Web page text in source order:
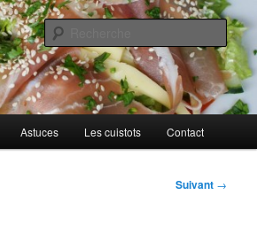
Astuces Les cuistots Contact
Suivant →